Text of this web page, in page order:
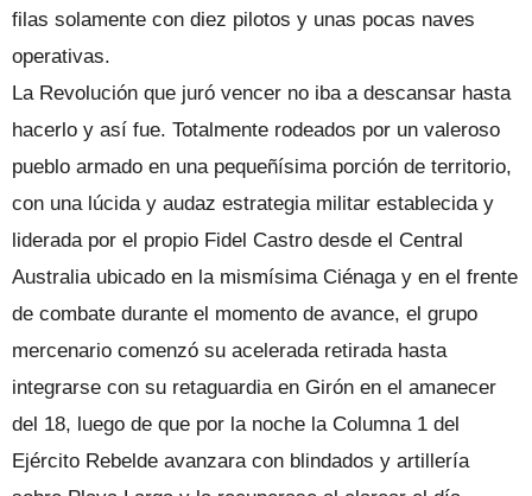
filas solamente con diez pilotos y unas pocas naves
operativas.
La Revolución que juró vencer no iba a descansar hasta
hacerlo y así fue. Totalmente rodeados por un valeroso
pueblo armado en una pequeñísima porción de territorio,
con una lúcida y audaz estrategia militar establecida y
liderada por el propio Fidel Castro desde el Central
Australia ubicado en la mismísima Ciénaga y en el frente
de combate durante el momento de avance, el grupo
mercenario comenzó su acelerada retirada hasta
integrarse con su retaguardia en Girón en el amanecer
del 18, luego de que por la noche la Columna 1 del
Ejército Rebelde avanzara con blindados y artillería